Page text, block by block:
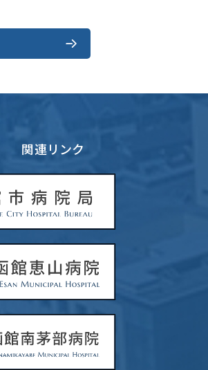
関連リンク